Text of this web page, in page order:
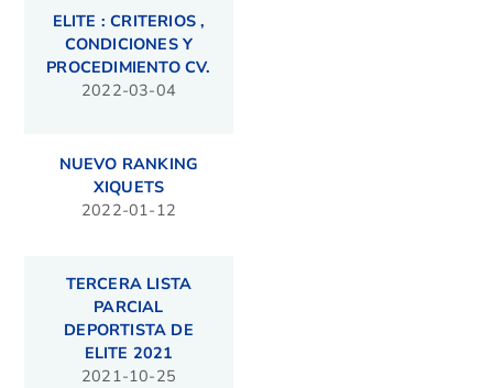
ELITE : CRITERIOS ,
CONDICIONES Y
PROCEDIMIENTO CV.
2022-03-04
NUEVO RANKING
XIQUETS
2022-01-12
TERCERA LISTA
PARCIAL
DEPORTISTA DE
ELITE 2021
2021-10-25